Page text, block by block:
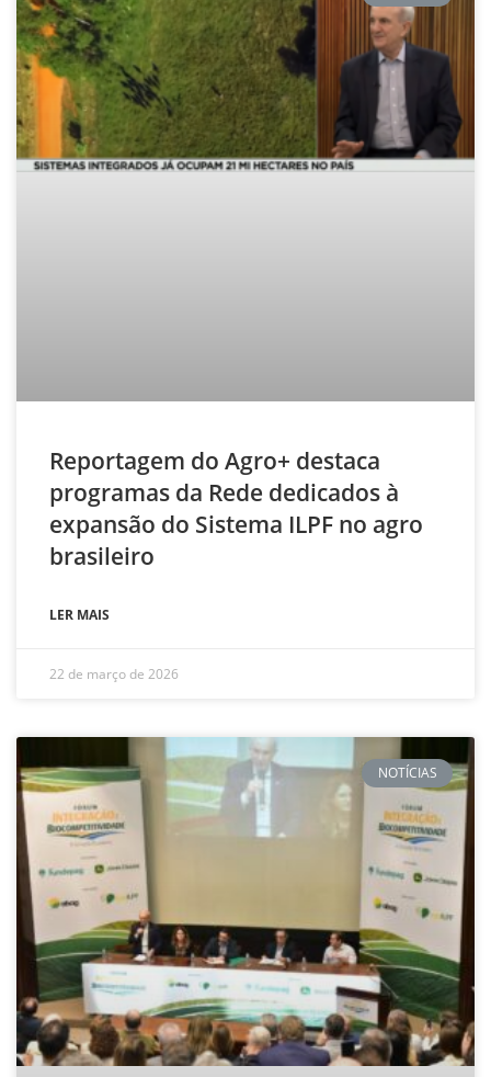
Reportagem do Agro+ destaca
programas da Rede dedicados à
expansão do Sistema ILPF no agro
brasileiro
LER MAIS
22 de março de 2026
NOTÍCIAS